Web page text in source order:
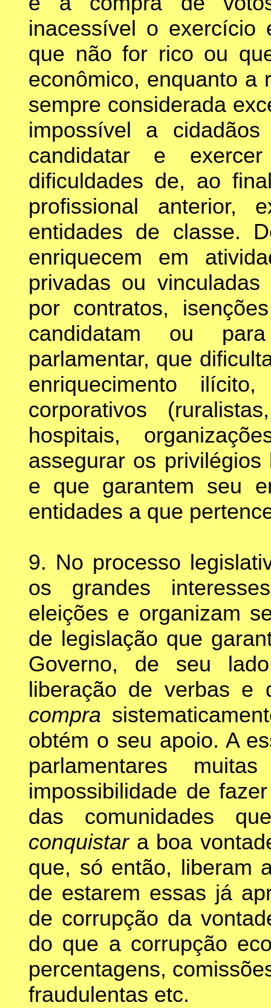
inacessível o exercício
que não for rico ou
econômico, enquanto a
sempre considerada
impossível a
candidatar e
dificuldades de, ao
profissional anterior,
entidades de classe.
enriquecem em
privadas ou
por contratos,
candidatam ou
parlamentar, que
enriquecimento
corporativos
hospitais,
assegurar os
e que garantem seu
entidades a que
9. No processo
os grandes
eleições e organizam
de legislação que
Governo, de seu
liberação de verbas e
compra
obtém o seu apoio. A
parlamentares
impossibilidade de
das comunidades
conquistar a boa
que, só então, liberam
de estarem essas já
de corrupção da
do que a corrupção
percentagens,
fraudulentas etc.